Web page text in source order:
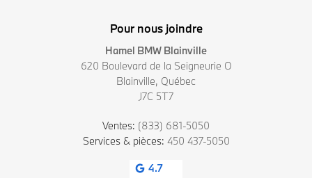
Pour nous joindre
Hamel BMW Blainville
620 Boulevard de la Seigneurie O
Blainville, Québec
J7C 5T7
Ventes: (833) 681-5050
Services & pièces: 450 437-5050
4.7